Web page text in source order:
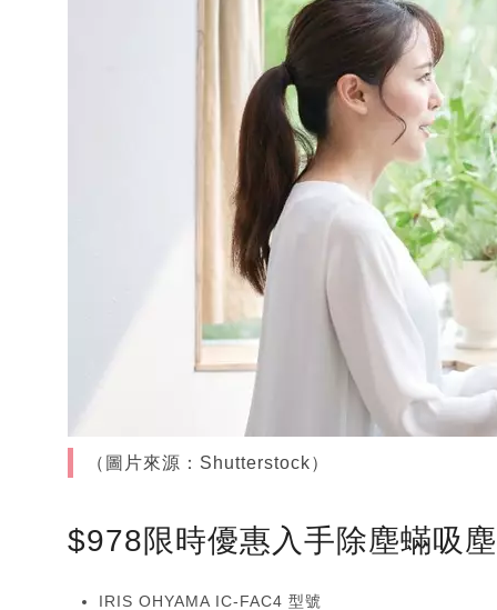
（圖片來源：Shutterstock）
$978限時優惠入手除塵蟎吸
IRIS OHYAMA IC-FAC4 型號